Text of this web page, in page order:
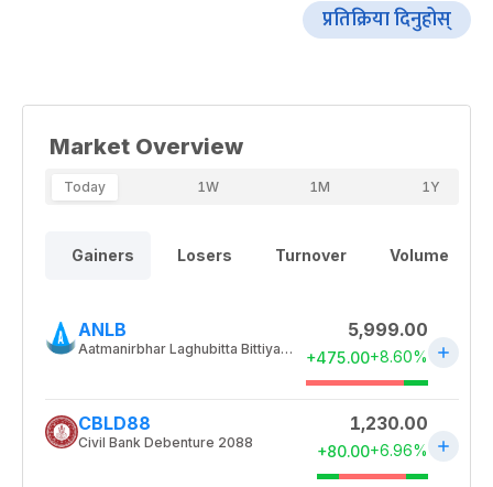
प्रतिक्रिया दिनुहोस्